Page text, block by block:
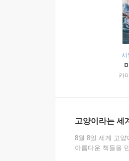
서
카
고양이라는 세계
8월 8일 세계 고양
아름다운 책들을